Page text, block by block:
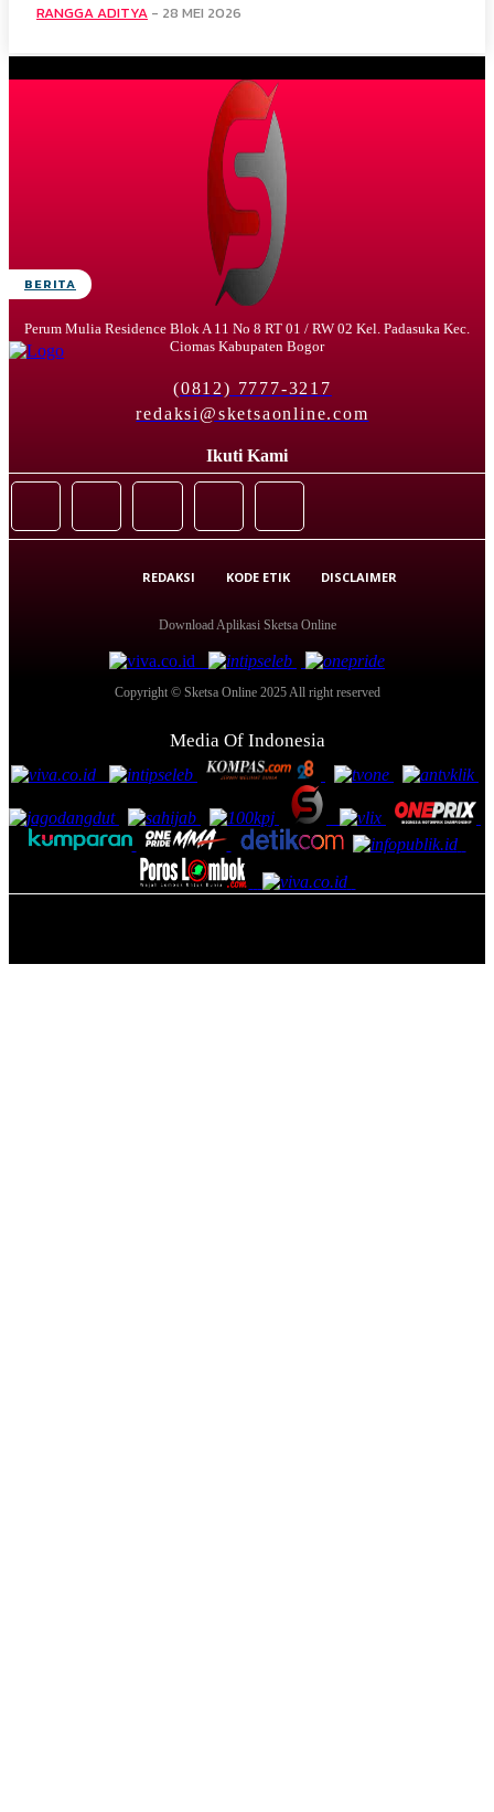
BERITA
RANGGA ADITYA - 28 MEI 2026
Perum Mulia Residence Blok A 11 No 8 RT 01 / RW 02 Kel. Padasuka Kec.
Ciomas Kabupaten Bogor
(0812) 7777-3217
redaksi@sketsaonline.com
Ikuti Kami
REDAKSI KODE ETIK DISCLAIMER
Download Aplikasi Sketsa Online
Copyright © Sketsa Online 2025 All right reserved
Media Of Indonesia